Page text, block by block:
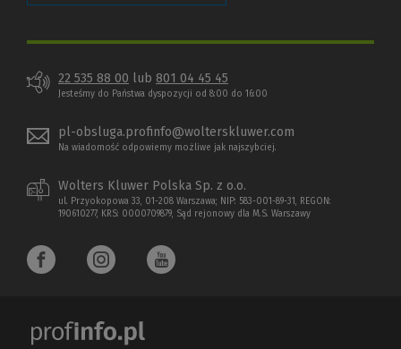
22 535 88 00 lub 801 04 45 45
Jesteśmy do Państwa dyspozycji od 8:00 do 16:00
pl-obsluga.profinfo@wolterskluwer.com
Na wiadomość odpowiemy możliwe jak najszybciej.
Wolters Kluwer Polska Sp. z o.o.
ul. Przyokopowa 33, 01-208 Warszawa; NIP: 583-001-89-31, REGON:
190610277, KRS: 0000709879, Sąd rejonowy dla M.S. Warszawy